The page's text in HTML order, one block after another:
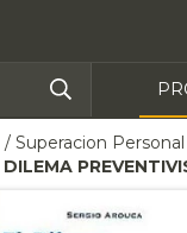
/ Superacion
DILEMA